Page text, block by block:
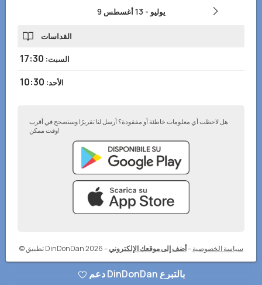
9 يوليو -13 أغسطس
القداسات
السبت:
17:30
الأحد:
10:30
هل لاحظت أي معلومات خاطئة أو مفقودة؟ أرسل لنا تقريرًا وسنصحح في أقرب
وقت ممكن!
© تطبيق DinDonDan 2026– سياسة الخصوصية –أضف إلى موقعك الإلكتروني
دعم DinDonDan بالتبرع